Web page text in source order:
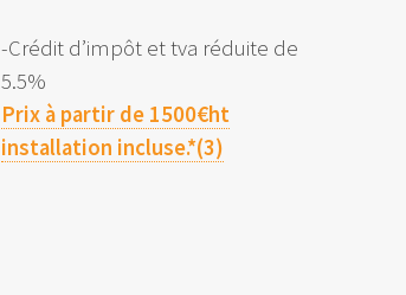
-Crédit d’impôt et tva réduite de
5.5%
Prix à partir de 1500€ht
installation incluse.*(3)